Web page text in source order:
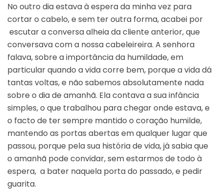
No outro dia estava à espera da minha vez para
cortar o cabelo, e sem ter outra forma, acabei por
escutar a conversa alheia da cliente anterior, que
conversava com a nossa cabeleireira. A senhora
falava, sobre a importância da humildade, em
particular quando a vida corre bem, porque a vida dá
tantas voltas, e não sabemos absolutamente nada
sobre o dia de amanhã. Ela contava a sua infância
simples, o que trabalhou para chegar onde estava, e
o facto de ter sempre mantido o coração humilde,
mantendo as portas abertas em qualquer lugar que
passou, porque pela sua história de vida, já sabia que
o amanhã pode convidar, sem estarmos de todo à
espera, a bater naquela porta do passado, e pedir
guarita.